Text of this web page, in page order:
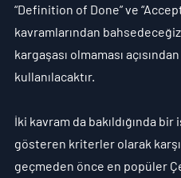
“Definition of Done” ve
kavramlarından
kargaşası olmaması
kullanılacaktır.
İki kavram da bakıldığında
gösteren kriterler olarak
geçmeden önce en popüler